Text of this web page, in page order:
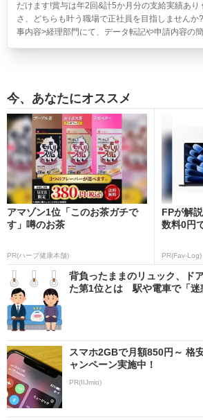
だけます!賞与は年2回&計5か月分の支給実績あり
さ、どちらも叶う職場で正社員を目指しませんか
事内容>経理部門にて、データ転記や申請内容の
今、あなたにオススメ
アマゾン1位「このお茶ガチで
す」噂のお茶
PR(ハーブ健康本舗)
FPが解
数料0円
PR(Fav-Log)
背負ったままのリュック、ド
た第1位とは 駅や電車で「迷
スマホ2GBで月額850円～ 格
ャンペーン実施中！
PR(IIJmio)